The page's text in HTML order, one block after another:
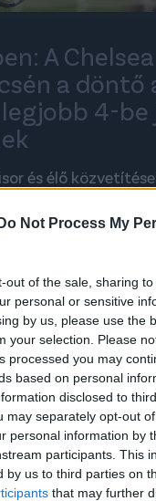
Do Not Process My
out of the sale, sharing
personal or sensitive
by us, please use the
your selection. Please
processed you may
based on personal
disclosed to
may separately opt-out
personal information by
participants. This
by us to third parties on
that may further
A Chelsea
a döntő
legjobb 4-
és élő
A legfrissebb hírekért
CsakfociGoogle
rovat
a meccsfigyelő
, vagy iOS-reITT,
egy